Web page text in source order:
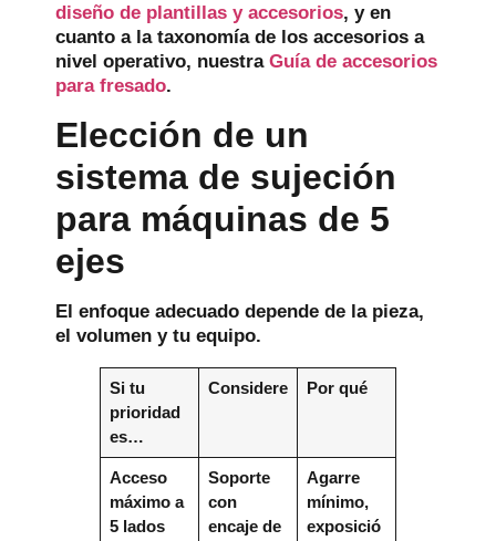
diseño de plantillas y accesorios, y en
cuanto a la taxonomía de los accesorios a
nivel operativo, nuestraGuía de accesorios
para fresado.
Elección de un
sistema de sujeción
para máquinas de 5
ejes
El enfoque adecuado depende de la pieza,
el volumen y tu equipo.
Si tu
prioridad
es…
Considere Por qué
Acceso
máximo a
5 lados
Soporte
con
encaje de
Agarre
mínimo,
exposició